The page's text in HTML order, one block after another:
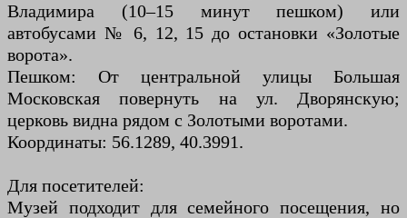
Владимира (10–15 минут пешком) или
автобусами № 6, 12, 15 до остановки «Золотые
ворота».
Пешком: От центральной улицы Большая
Московская повернуть на ул. Дворянскую;
церковь видна рядом с Золотыми воротами.
Координаты: 56.1289, 40.3991.
Для посетителей:
Музей подходит для семейного посещения, но